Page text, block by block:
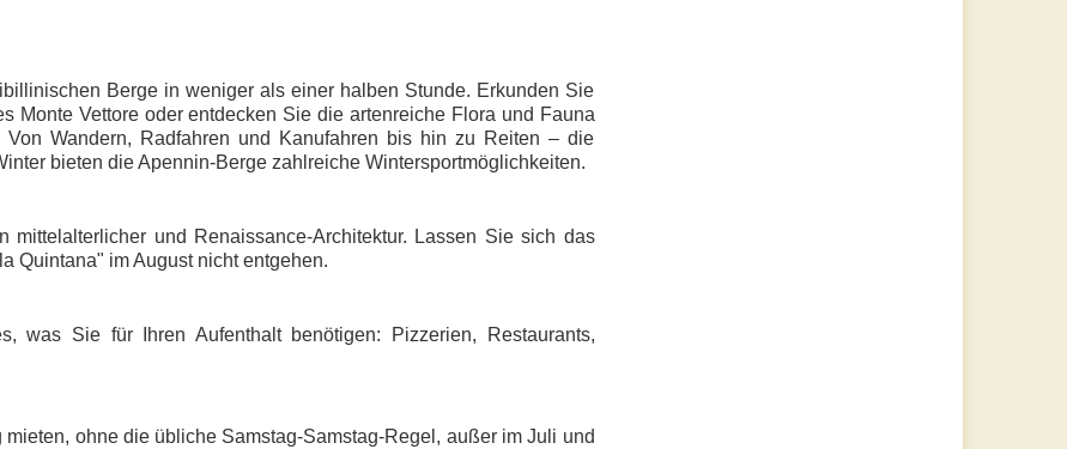
Berge in weniger als einer halben Stunde. Erkunden Sie
Monte Vettore oder entdecken Sie die artenreiche Flora und Fauna
Wandern, Radfahren und Kanufahren bis hin zu Reiten – die
bieten die Apennin-Berge zahlreiche Wintersportmöglichkeiten.
und Renaissance-Architektur. Lassen Sie sich das
Quintana" im August nicht entgehen.
was Sie für Ihren Aufenthalt benötigen: Pizzerien, Restaurants,
ohne die übliche Samstag-Samstag-Regel, außer im Juli und